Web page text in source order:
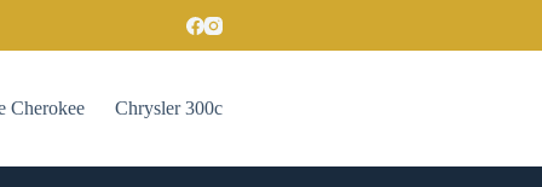
Cherokee Chrysler 300c